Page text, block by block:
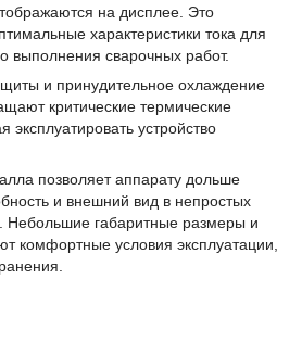
на дисплее. Это
характеристики тока для
выполнения сварочных работ.
и принудительное охлаждение
критические термические
эксплуатировать устройство
позволяет аппарату дольше
и внешний вид в непростых
Небольшие габаритные размеры и
комфортные условия эксплуатации,